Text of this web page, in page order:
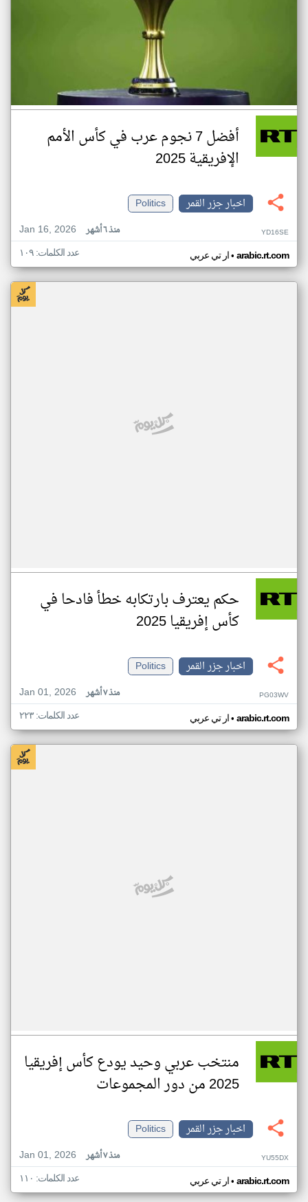
أفضل 7 نجوم عرب في كأس الأمم
الإفريقية 2025
اخبار جزر القمر
Politics
Jan 16, 2026
منذ ٦ أشهر YD16SE
ار تي عربي• arabic.rt.com عدد الكلمات: ١٠٩
حكم يعترف بارتكابه خطأ فادحا في
كأس إفريقيا 2025
اخبار جزر القمر
Politics
Jan 01, 2026
منذ ٧ أشهر PG03WV
ار تي عربي• arabic.rt.com عدد الكلمات: ٢٢٣
منتخب عربي وحيد يودع كأس إفريقيا
2025 من دور المجموعات
اخبار جزر القمر
Politics
Jan 01, 2026
منذ ٧ أشهر YU55DX
ار تي عربي• arabic.rt.com عدد الكلمات: ١١٠